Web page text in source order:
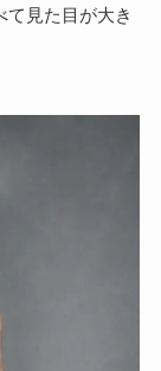
て見た目が大き